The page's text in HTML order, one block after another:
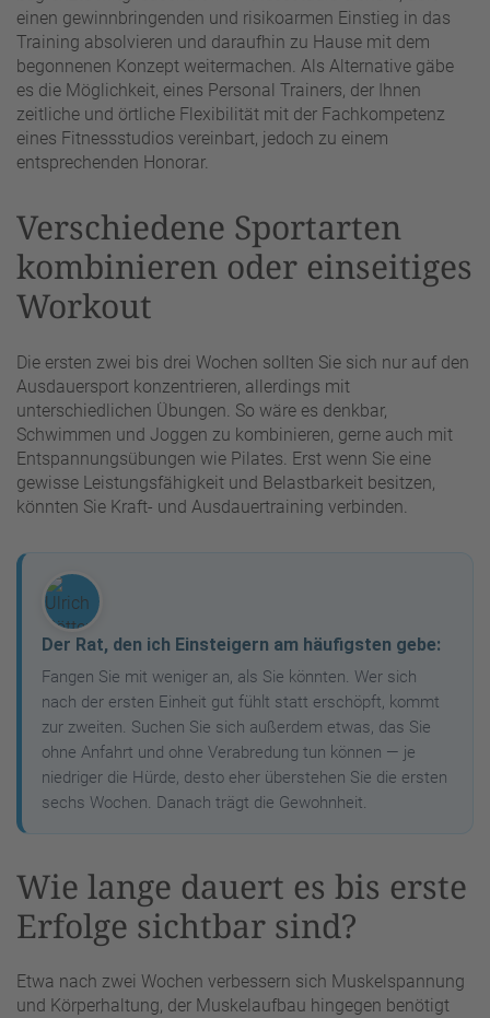
einen gewinnbringenden und risikoarmen Einstieg in das
Training absolvieren und daraufhin zu Hause mit dem
begonnenen Konzept weitermachen. Als Alternative gäbe
es die Möglichkeit, eines Personal Trainers, der Ihnen
zeitliche und örtliche Flexibilität mit der Fachkompetenz
eines Fitnessstudios vereinbart, jedoch zu einem
entsprechenden Honorar.
Verschiedene Sportarten
kombinieren oder einseitiges
Workout
Die ersten zwei bis drei Wochen sollten Sie sich nur auf den
Ausdauersport konzentrieren, allerdings mit
unterschiedlichen Übungen. So wäre es denkbar,
Schwimmen und Joggen zu kombinieren, gerne auch mit
Entspannungsübungen wie Pilates. Erst wenn Sie eine
gewisse Leistungsfähigkeit und Belastbarkeit besitzen,
könnten Sie Kraft- und Ausdauertraining verbinden.
Der Rat, den ich Einsteigern am häufigsten gebe:
Fangen Sie mit weniger an, als Sie könnten. Wer sich
nach der ersten Einheit gut fühlt statt erschöpft, kommt
zur zweiten. Suchen Sie sich außerdem etwas, das Sie
ohne Anfahrt und ohne Verabredung tun können — je
niedriger die Hürde, desto eher überstehen Sie die ersten
sechs Wochen. Danach trägt die Gewohnheit.
Wie lange dauert es bis erste
Erfolge sichtbar sind?
Etwa nach zwei Wochen verbessern sich Muskelspannung
und Körperhaltung, der Muskelaufbau hingegen benötigt